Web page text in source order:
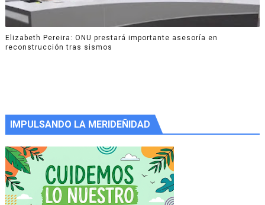
Elizabeth Pereira: ONU prestará importante asesoría en
reconstrucción tras sismos
IMPULSANDO LA MERIDEÑIDAD